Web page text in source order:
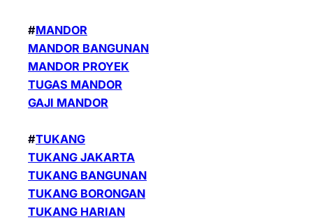
#MANDOR
MANDOR BANGUNAN
MANDOR PROYEK
TUGAS MANDOR
GAJI MANDOR
#TUKANG
TUKANG JAKARTA
TUKANG BANGUNAN
TUKANG BORONGAN
TUKANG HARIAN